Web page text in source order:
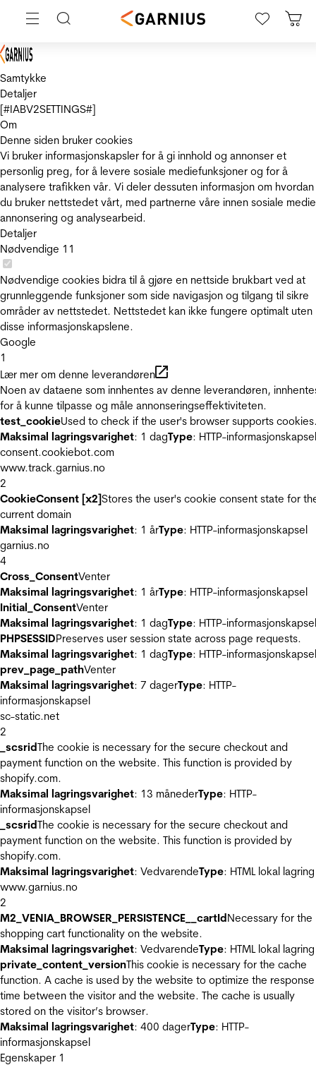
Samtykke
Detaljer
[#IABV2SETTINGS#]
Om
Denne siden bruker cookies
Vi bruker informasjonskapsler for å gi innhold og annonser et
personlig preg, for å levere sosiale mediefunksjoner og for å
analysere trafikken vår. Vi deler dessuten informasjon om hvordan
du bruker nettstedet vårt, med partnerne våre innen sosiale
annonsering og analysearbeid.
Detaljer
Nødvendige 11
Nødvendige cookies bidra til å gjøre en nettside brukbart ved at
grunnleggende funksjoner som side navigasjon og tilgang til sikre
områder av nettstedet. Nettstedet kan ikke fungere optimalt uten
disse informasjonskapslene.
Google
1
Lær mer om denne leverandøren
Noen av dataene som innhentes av denne leverandøren,
for å kunne tilpasse og måle annonseringseffektiviteten.
test_cookieUsed to check if the user's browser supports
Maksimal lagringsvarighet: 1 dagType: HTTP-informasjonskapsel
consent.cookiebot.com
www.track.garnius.no
2
CookieConsent [x2]Stores the user's cookie consent state for
current domain
Maksimal lagringsvarighet: 1 årType: HTTP-informasjonskapsel
garnius.no
4
Cross_ConsentVenter
Maksimal lagringsvarighet: 1 årType: HTTP-informasjonskapsel
Initial_ConsentVenter
Maksimal lagringsvarighet: 1 dagType: HTTP-informasjonskapsel
PHPSESSIDPreserves user session state across page requests.
Maksimal lagringsvarighet: 1 dagType: HTTP-informasjonskapsel
prev_page_pathVenter
Maksimal lagringsvarighet: 7 dagerType: HTTP-
informasjonskapsel
sc-static.net
2
_scsridThe cookie is necessary for the secure checkout and
payment function on the website. This function is provided by
shopify.com.
Maksimal lagringsvarighet: 13 månederType: HTTP-
informasjonskapsel
_scsridThe cookie is necessary for the secure checkout and
payment function on the website. This function is provided by
shopify.com.
Maksimal lagringsvarighet: VedvarendeType: HTML lokal lagring
www.garnius.no
2
M2_VENIA_BROWSER_PERSISTENCE__cartIdNecessary for the
shopping cart functionality on the website.
Maksimal lagringsvarighet: VedvarendeType: HTML lokal lagring
private_content_versionThis cookie is necessary for the cache
function. A cache is used by the website to optimize the response
time between the visitor and the website. The cache is usually
stored on the visitor’s browser.
Maksimal lagringsvarighet: 400 dagerType: HTTP-
informasjonskapsel
Egenskaper 1